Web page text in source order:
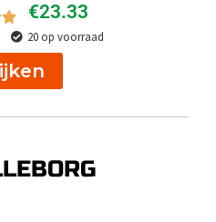
€23.33
20 op voorraad